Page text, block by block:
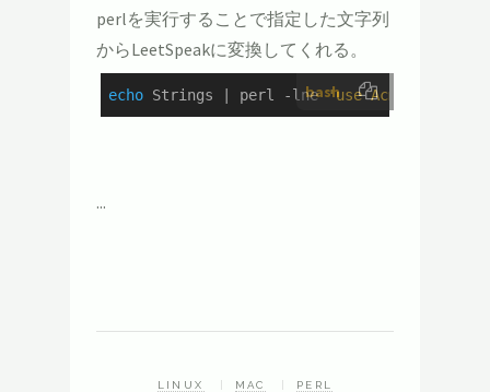
perlを実行することで指定した文字列
からLeetSpeakに変換してくれる。
bash
echo Strings | perl -lne 'use
...
LINUX MAC PERL